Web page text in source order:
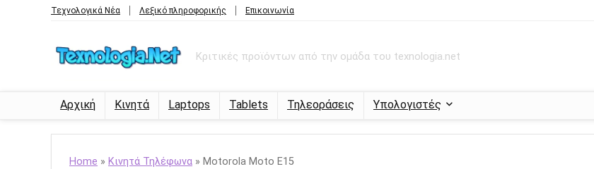
Τεχνολογικά Νέα Λεξικό πληροφορικής Επικοινωνία
Κριτικές προϊόντων από την ομάδα του texnologia.net
Αρχική Κινητά Laptops Tablets Τηλεοράσεις Υπολογιστές
Home » Κινητά Τηλέφωνα » Motorola Moto E15